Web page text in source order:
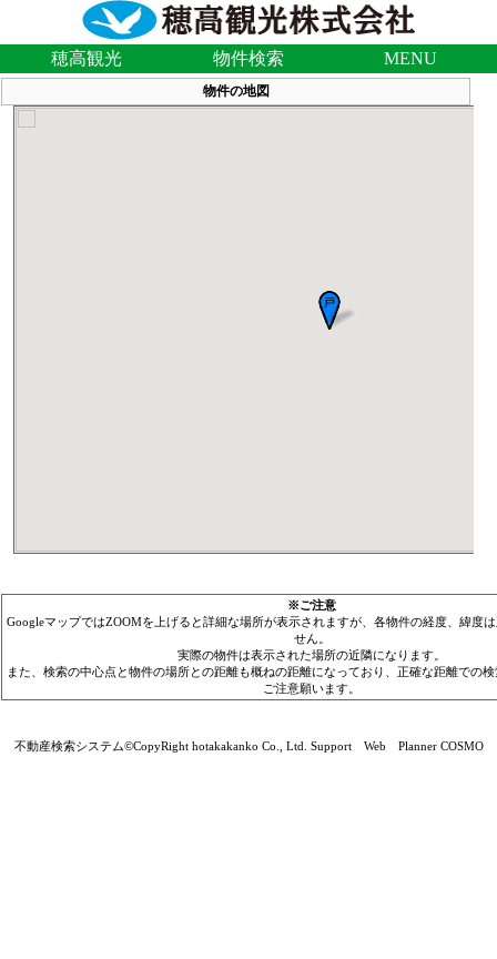
穂高観光 物件検索 MENU
物件の地図
※ご注意
GoogleマップではZOOMを上げると詳細な場所が表示されますが、各物件の経度、緯度
せん。
実際の物件は表示された場所の近隣になります。
また、検索の中心点と物件の場所との距離も概ねの距離になっており、正確な距離での
ご注意願います。
不動産検索システム©CopyRight hotakakanko Co., Ltd. Support Web Planner COSMO